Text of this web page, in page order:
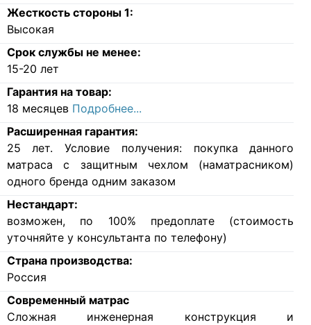
Жесткость стороны 1:
Высокая
Срок службы не менее:
15-20 лет
Гарантия на товар:
18 месяцев Подробнее...
Расширенная гарантия:
25 лет. Условие получения: покупка данного
матраса с защитным чехлом (наматрасником)
одного бренда одним заказом
Нестандарт:
возможен, по 100% предоплате (стоимость
уточняйте у консультанта по телефону)
Страна производства:
Россия
Современный матрас
Cложная инженерная конструкция и